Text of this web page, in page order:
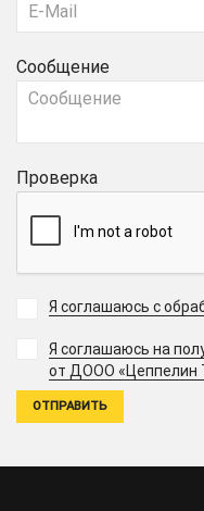
Сообщение
Проверка
Я соглашаюсь с
Я соглашаюсь на
от ДООО «Цеппелин